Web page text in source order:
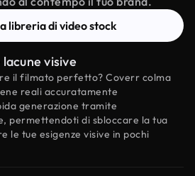
libreria di video stock
visive
il filmato perfetto? Coverr colma
reali accuratamente
generazione tramite
permettendoti di sbloccare la tua
le tue esigenze visive in pochi